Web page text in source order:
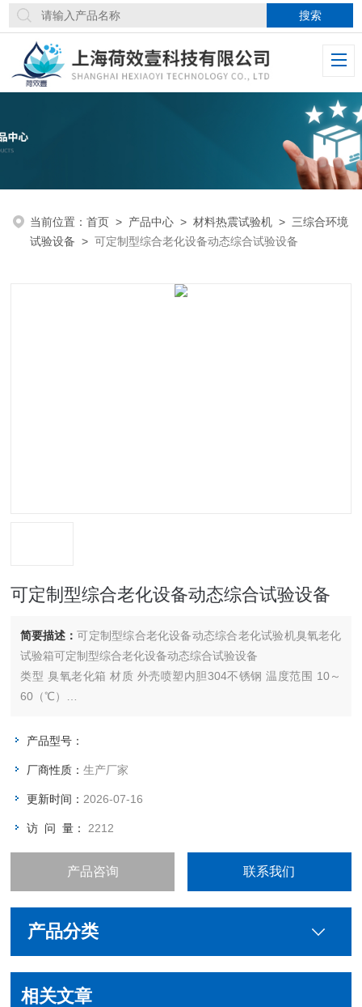
当前位置：首页 > 产品中心 >材料热震试验机 > 三综合环境
试验设备 >可定制型综合老化设备动态综合试验设备
可定制型综合老化设备动态综合试验设备
简要描述：可定制型综合老化设备动态综合老化试验机臭氧老化
试验箱可定制型综合老化设备动态综合试验设备
类型 臭氧老化箱 材质 外壳喷塑内胆304不锈钢 温度范围 10～
60（℃）
产品型号：
厂商性质：生产厂家
更新时间： 2026-07-16
访 问 量： 2212
产品咨询 联系我们
产品分类
相关文章